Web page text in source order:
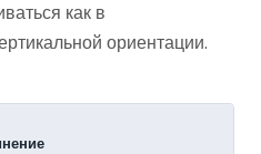
как в
ориентации.